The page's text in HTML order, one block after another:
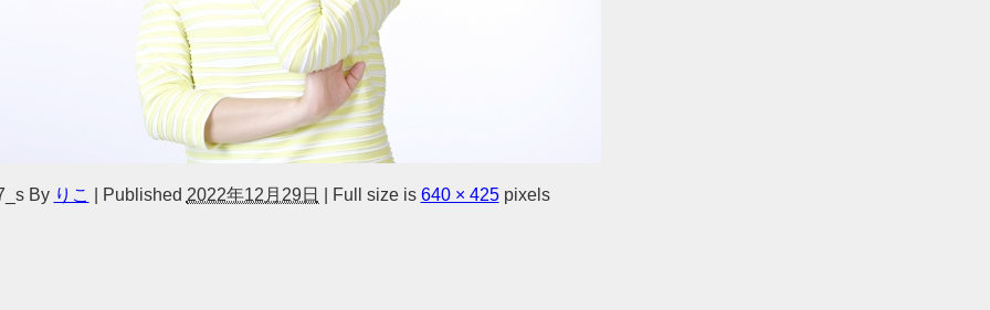
By りこ Published 2022年12月29日 Full size is 640 × 425pixels